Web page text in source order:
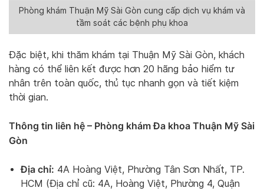
Phòng khám Thuận Mỹ Sài Gòn cung cấp dịch vụ khám và
tầm soát các bệnh phụ khoa
Đặc biệt, khi thăm khám tại Thuận Mỹ Sài Gòn, khách
hàng có thể liên kết được hơn 20 hãng bảo hiểm tư
nhân trên toàn quốc, thủ tục nhanh gọn và tiết kiệm
thời gian.
Thông tin liên hệ – Phòng khám Đa khoa Thuận Mỹ Sài
Gòn
Địa chỉ: 4A Hoàng Việt, Phường Tân Sơn Nhất, TP.
HCM (Địa chỉ cũ: 4A, Hoàng Việt, Phường 4, Quận